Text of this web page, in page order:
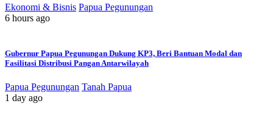
Ekonomi & Bisnis Papua Pegunungan
6 hours ago
Gubernur Papua Pegunungan Dukung KP3, Beri Bantuan Modal dan
Fasilitasi Distribusi Pangan Antarwilayah
Papua Pegunungan Tanah Papua
1 day ago